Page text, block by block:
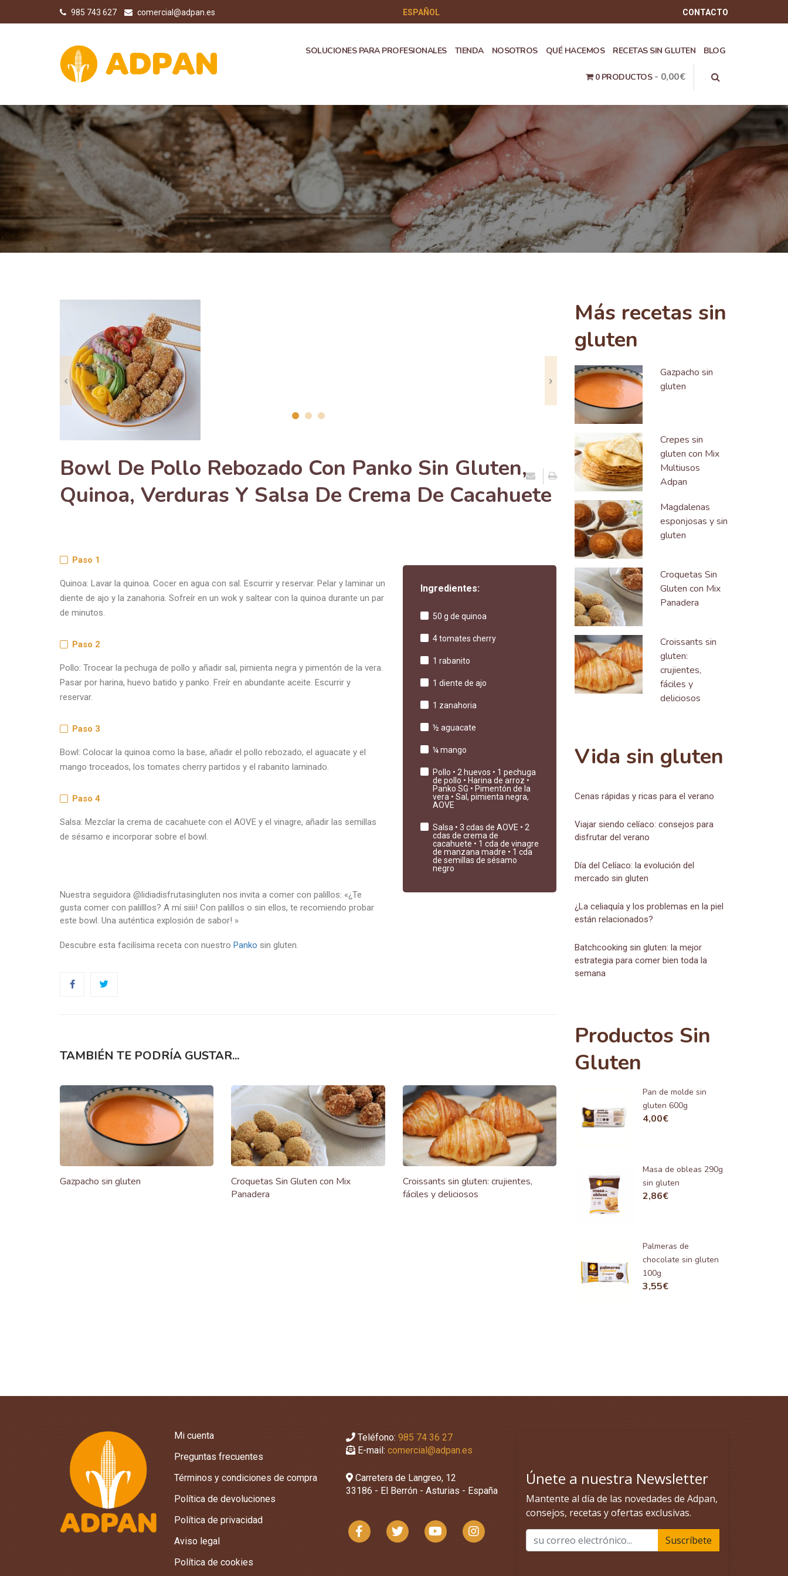
985 743 627 comercial@adpan.es CONTACTO
ESPAÑOL
SOLUCIONES PARA PROFESIONALES TIENDA NOSOTROS QUÉ HACEMOS RECETAS SIN GLUTEN BLOG
0 PRODUCTOS 0,00€
Siguiente
Bowl De Pollo Rebozado Con Panko Sin Gluten,
Quinoa, Verduras Y Salsa De Crema De Cacahuete
Paso 1
Quinoa: Lavar la quinoa. Cocer en agua con sal. Escurrir y reservar. Pelar y laminar un
diente de ajo y la zanahoria. Sofreír en un wok y saltear con la quinoa durante un par
de minutos.
Paso 2
Pollo: Trocear la pechuga de pollo y añadir sal, pimienta negra y pimentón de la vera.
Pasar por harina, huevo batido y panko. Freír en abundante aceite. Escurrir y
reservar.
Paso 3
Bowl: Colocar la quinoa como la base, añadir el pollo rebozado, el aguacate y el
mango troceados, los tomates cherry partidos y el rabanito laminado.
Paso 4
Salsa: Mezclar la crema de cacahuete con el AOVE y el vinagre, añadir las semillas
de sésamo e incorporar sobre el bowl.
Nuestra seguidora @lidiadisfrutasingluten nos invita a comer con palillos: «¿Te
gusta comer con palilllos? A mí siiii! Con palillos o sin ellos, te recomiendo probar
este bowl. Una auténtica explosión de sabor! »
Descubre esta facilísima receta con nuestro Panko sin gluten.
Ingredientes:
50 g de quinoa
4 tomates cherry
1 rabanito
1 diente de ajo
1 zanahoria
½ aguacate
¼ mango
Pollo • 2 huevos • 1 pechuga
de pollo • Harina de arroz •
Panko SG • Pimentón de la
vera • Sal, pimienta negra,
AOVE
Salsa • 3 cdas de AOVE • 2
cdas de crema de
cacahuete • 1 cda de vinagre
de manzana madre • 1 cda
de semillas de sésamo
negro
TAMBIÉN TE PODRÍA GUSTAR...
Gazpacho sin gluten
Croquetas Sin Gluten con Mix
Panadera
Croissants sin gluten: crujientes,
fáciles y deliciosos
Más recetas sin
gluten
Gazpacho sin
gluten
Crepes sin
gluten con Mix
Multiusos
Adpan
Magdalenas
esponjosas y sin
gluten
Croquetas Sin
Gluten con Mix
Panadera
Croissants sin
gluten:
crujientes,
fáciles y
deliciosos
Vida sin gluten
Cenas rápidas y ricas para el verano
Viajar siendo celíaco: consejos para
disfrutar del verano
Día del Celíaco: la evolución del
mercado sin gluten
¿La celiaquía y los problemas en la piel
están relacionados?
Batchcooking sin gluten: la mejor
estrategia para comer bien toda la
semana
Productos Sin
Gluten
Pan de molde sin
gluten 600g
4,00€
Masa de obleas 290g
sin gluten
2,86€
Palmeras de
chocolate sin gluten
100g
3,55€
Mi cuenta
Preguntas frecuentes
Términos y condiciones de compra
Política de devoluciones
Política de privacidad
Aviso legal
Política de cookies
Teléfono: 985 74 36 27
E-mail: comercial@adpan.es
Carretera de Langreo, 12
33186 - El Berrón - Asturias - España